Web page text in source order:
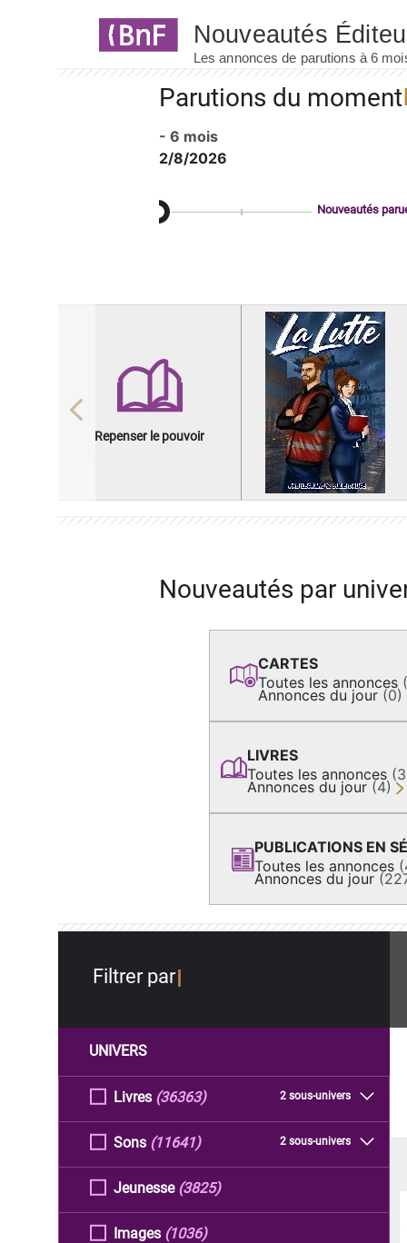
Parutions du moment
- 6 mois
2/8/2026
Nouveautés
Repenser le pouvoir
Previous
Nouveautés par
CARTES
Toutes les annonces
Annonces du jour (0)
LIVRES
Toutes les annonces
Annonces du jour (4)
PUBLICATIONS EN
Toutes les annonces
Annonces du jour
Filtrer par
UNIVERS
Livres 2 sous-univers
(36363)
Sons 2 sous-univers
(11641)
Jeunesse (3825)
Images (1036)